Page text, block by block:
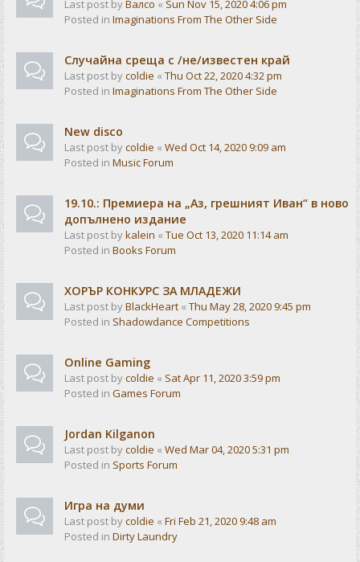
Last post byВалсо « Sun Nov 15, 2020 4:06 pm
Posted in Imaginations From The Other Side
Случайна среща с /не/известен край
Last post bycoldie « Thu Oct 22, 2020 4:32 pm
Posted in Imaginations From The Other Side
New disco
Last post bycoldie « Wed Oct 14, 2020 9:09 am
Posted in Music Forum
19.10.: Премиера на „Аз, грешният Иван“ в ново
допълнено издание
Last post bykalein « Tue Oct 13, 2020 11:14 am
Posted in Books Forum
ХОРЪР КОНКУРС ЗА МЛАДЕЖИ
Last post byBlackHeart « Thu May 28, 2020 9:45 pm
Posted in Shadowdance Competitions
Online Gaming
Last post bycoldie « Sat Apr 11, 2020 3:59 pm
Posted in Games Forum
Jordan Kilganon
Last post bycoldie « Wed Mar 04, 2020 5:31 pm
Posted in Sports Forum
Игра на думи
Last post bycoldie « Fri Feb 21, 2020 9:48 am
Posted in Dirty Laundry